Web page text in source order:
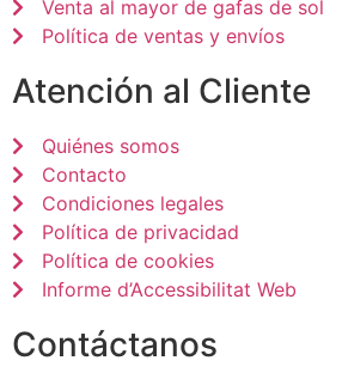
Venta al mayor de gafas de sol
Política de ventas y envíos
Atención al Cliente
Quiénes somos
Contacto
Condiciones legales
Política de privacidad
Política de cookies
Informe d’Accessibilitat Web
Contáctanos